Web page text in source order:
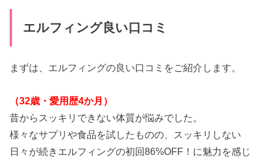
・ビタミンC
・ショ糖脂肪酸エステル
・パントテン酸カルシウム
・葉酸
・乳成分
・オレンジ
エルフィング良い口コミ
まずは、エルフィングの良い口コミをご紹介します。
（32歳・愛用歴4か月）
昔からスッキリできない体質が悩みでした。
様々なサプリや食品を試したものの、スッキリしない
日々が続きエルフィングの初回86%OFF！に魅力を感じ